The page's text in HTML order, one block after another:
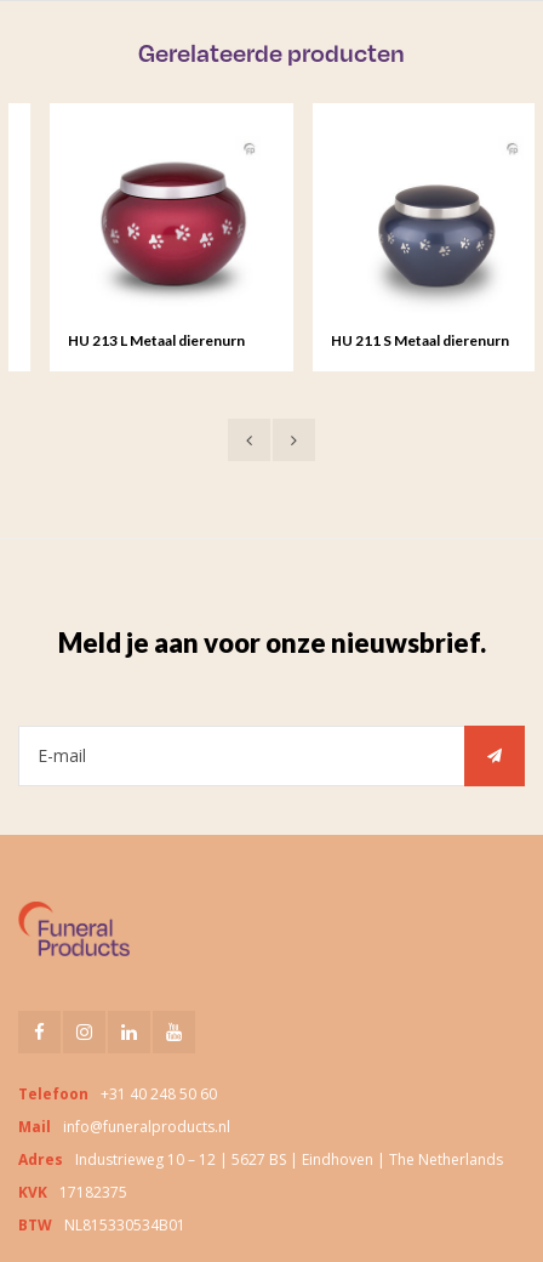
Gerelateerde producten
HU 213 L Metaal dierenurn
HU 211 S Metaal dierenurn
Meld je aan voor onze nieuwsbrief.
Telefoon
+31 40 248 50 60
Mail
info@funeralproducts.nl
Adres
Industrieweg 10 – 12 | 5627 BS | Eindhoven | The Netherlands
KVK
17182375
BTW
NL815330534B01